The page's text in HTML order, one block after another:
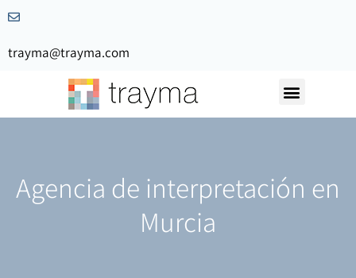
trayma@trayma.com
Agencia de interpretación en
Murcia